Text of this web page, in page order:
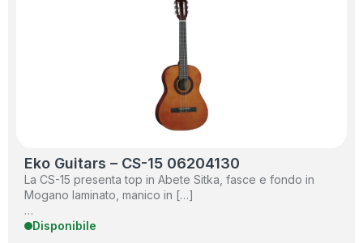
Eko Guitars – CS-15 06204130
La CS-15 presenta top in Abete Sitka, fasce e fondo in
Mogano laminato, manico in […]
…
Disponibile